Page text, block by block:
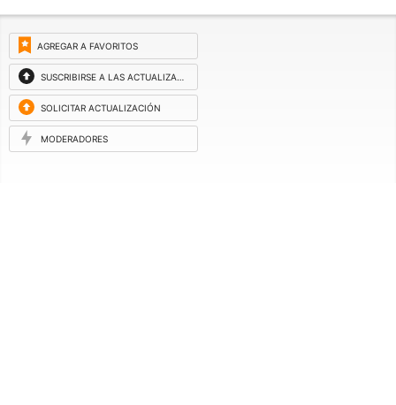
AGREGAR A FAVORITOS
SUSCRIBIRSE A LAS ACTUALIZACIONES
SOLICITAR ACTUALIZACIÓN
MODERADORES